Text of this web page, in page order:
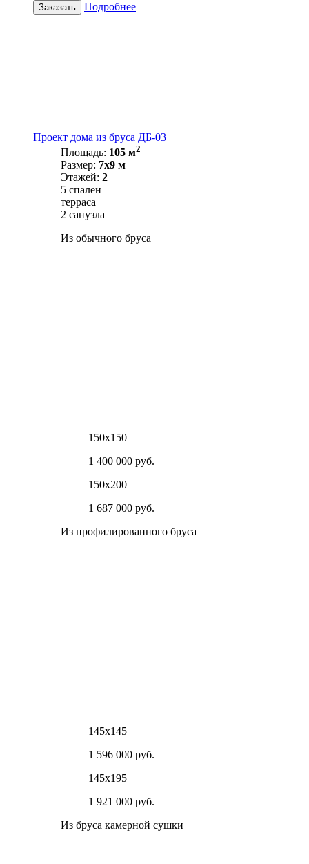
Заказать Подробнее
Проект дома из бруса ДБ-03
Площадь: 105 м2
Размер: 7х9 м
Этажей: 2
5 спален
терраса
2 санузла
Из обычного бруса
150х150
1 400 000 руб.
150х200
1 687 000 руб.
Из профилированного бруса
145х145
1 596 000 руб.
145х195
1 921 000 руб.
Из бруса камерной сушки